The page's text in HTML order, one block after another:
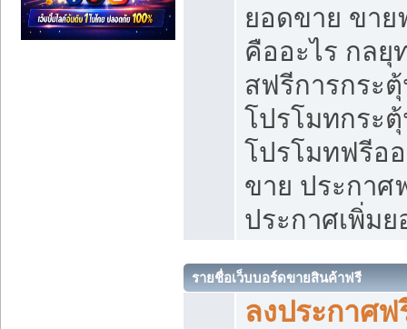
ยอดขาย ขาย
คืออะไร กลยุ
สฟรีการกระ
โปรโมทกระ
โปรโมทฟรีอ
ขาย ประกาศ
ประกาศเพิ่ม
รายชื่อเว็บบอร์ดขายสินค้าฟรี
ลงประกาศฟ